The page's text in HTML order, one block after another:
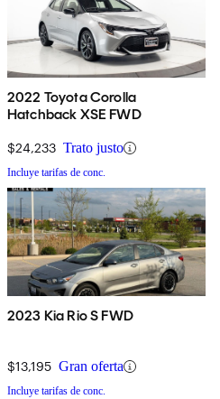
2022 Toyota Corolla
Hatchback XSE FWD
$24,233 Trato justo
Incluye tarifas de conc.
2023 Kia Rio S FWD
$13,195 Gran oferta
Incluye tarifas de conc.